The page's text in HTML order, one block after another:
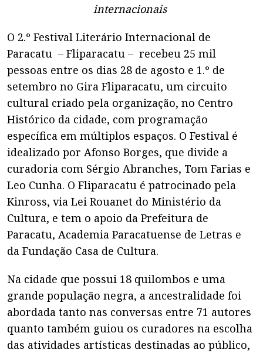
internacionais
O 2.º Festival Literário Internacional de
Paracatu – Fliparacatu – recebeu 25 mil
pessoas entre os dias 28 de agosto e 1.º de
setembro no Gira Fliparacatu, um circuito
cultural criado pela organização, no Centro
Histórico da cidade, com programação
específica em múltiplos espaços. O Festival é
idealizado por Afonso Borges, que divide a
curadoria com Sérgio Abranches, Tom Farias e
Leo Cunha. O Fliparacatu é patrocinado pela
Kinross, via Lei Rouanet do Ministério da
Cultura, e tem o apoio da Prefeitura de
Paracatu, Academia Paracatuense de Letras e
da Fundação Casa de Cultura.
Na cidade que possui 18 quilombos e uma
grande população negra, a ancestralidade foi
abordada tanto nas conversas entre 71 autores
quanto também guiou os curadores na escolha
das atividades artísticas destinadas ao público,